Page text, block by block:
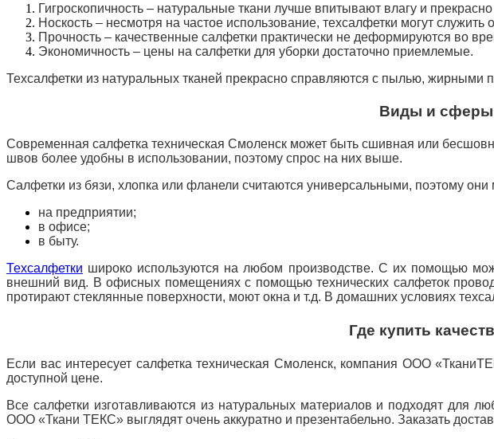
Гигроскопичность – натуральные ткани лучше впитывают влагу и
Носкость – несмотря на частое использование, техсалфетки могут служить
Прочность – качественные салфетки практически не деформируются во
Экономичность – цены на салфетки для уборки достаточно приемлемые.
Техсалфетки из натуральных тканей прекрасно справляются с пылью,
Виды и сферы
Современная салфетка техническая Смоленск может быть сшивная или
швов более удобны в использовании, поэтому спрос на них выше.
Салфетки из бязи, хлопка или фланели считаются универсальными, поэтому они
на предприятии;
в офисе;
в быту.
Техсалфетки широко используются на любом производстве. С их помощью
внешний вид. В офисных помещениях с помощью технических салфеток
протирают стеклянные поверхности, моют окна и т.д. В домашних условиях
Где купить
Если вас интересует салфетка техническая Смоленск, компания ООО
доступной цене.
Все салфетки изготавливаются из натуральных материалов и подходят для
ООО «Ткани ТЕКС» выглядят очень аккуратно и презентабельно. Заказать